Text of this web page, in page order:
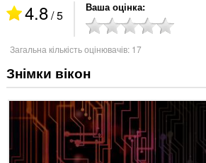
4.8/ 5 Ваша оцінка
Загальна кількість оцінювачів: 17
Знімки вікон